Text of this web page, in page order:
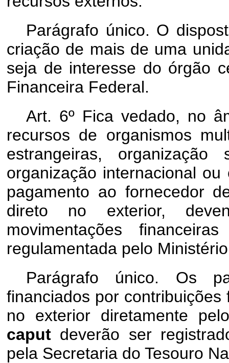
Parágrafo único. O
criação de mais de uma
seja de interesse do órgão
Financeira Federal.
Art. 6º Fica vedado, no
recursos de organismos
estrangeiras,
organização internacional
pagamento ao fornecedor
direto no exterior,
movimentações
regulamentada pelo
Parágrafo único. Os
financiados por
no exterior diretamente
caput deverão ser
pela Secretaria do Tesouro